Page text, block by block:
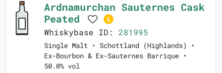
Ardnamurchan Sauternes Cask
Peated
Whiskybase ID: 281995
Single Malt • Schottland (Highlands) •
Ex-Bourbon & Ex-Sauternes Barrique •
50.0% vol